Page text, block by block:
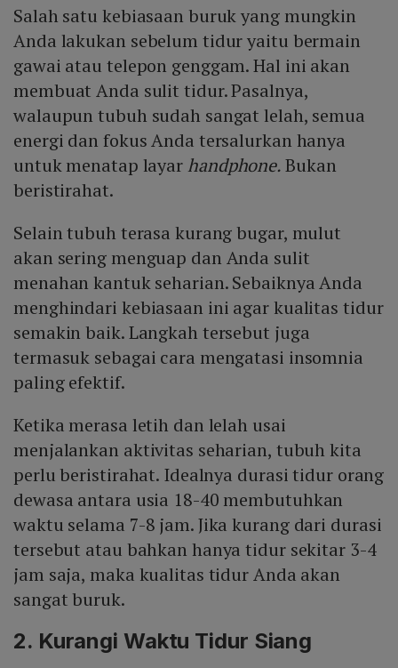
Salah satu kebiasaan buruk yang mungkin
Anda lakukan sebelum tidur yaitu bermain
gawai atau telepon genggam. Hal ini akan
membuat Anda sulit tidur. Pasalnya,
walaupun tubuh sudah sangat lelah, semua
energi dan fokus Anda tersalurkan hanya
untuk menatap layarhandphone.Bukan
beristirahat.
Selain tubuh terasa kurang bugar, mulut
akan sering menguap dan Anda sulit
menahan kantuk seharian. Sebaiknya Anda
menghindari kebiasaan ini agar kualitas tidur
semakin baik. Langkah tersebut juga
termasuk sebagai cara mengatasi insomnia
paling efektif.
Ketika merasa letih dan lelah usai
menjalankan aktivitas seharian, tubuh kita
perlu beristirahat. Idealnya durasi tidur orang
dewasa antara usia 18-40 membutuhkan
waktu selama 7-8 jam. Jika kurang dari durasi
tersebut atau bahkan hanya tidur sekitar 3-4
jam saja, maka kualitas tidur Anda akan
sangat buruk.
2. Kurangi Waktu Tidur Siang